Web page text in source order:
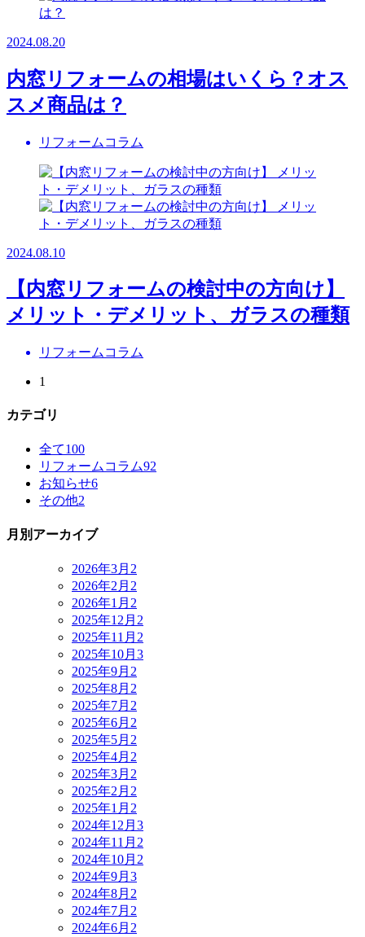
2024.08.20
内窓リフォームの相場はいくら？オス
スメ商品は？
リフォームコラム
2024.08.10
【内窓リフォームの検討中の方向け】
メリット・デメリット、ガラスの種類
リフォームコラム
1
カテゴリ
全て100
リフォームコラム92
お知らせ6
その他2
月別アーカイブ
2026年3月 2
2026年2月 2
2026年1月 2
2025年12月 2
2025年11月 2
2025年10月 3
2025年9月 2
2025年8月 2
2025年7月 2
2025年6月 2
2025年5月 2
2025年4月 2
2025年3月 2
2025年2月 2
2025年1月 2
2024年12月 3
2024年11月 2
2024年10月 2
2024年9月 3
2024年8月 2
2024年7月 2
2024年6月 2